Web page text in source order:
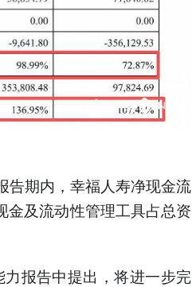
告期内，幸福人寿净现金流
金及流动性管理工具占总资
报告中提出，将进一步完